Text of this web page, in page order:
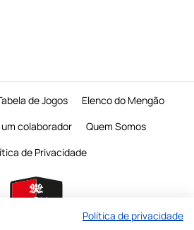
de Jogos
Elenco do Mengão
colaborador
Quem Somos
de Privacidade
Política de privacidade